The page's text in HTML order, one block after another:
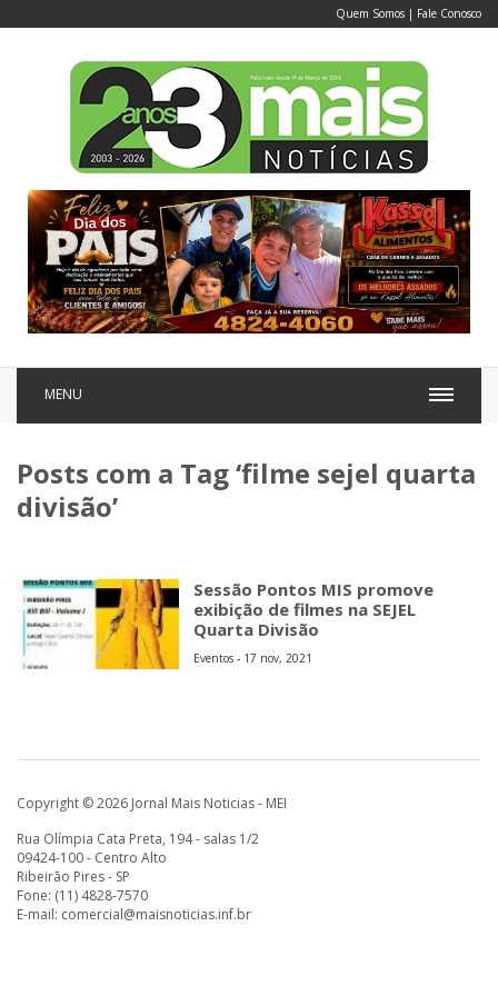
Quem Somos | Fale Conosco
MENU
Posts com a Tag ‘filme sejel quarta
divisão’
Sessão Pontos MIS promove
exibição de filmes na SEJEL
Quarta Divisão
Eventos - 17 nov, 2021
Copyright © 2026 Jornal Mais Noticias - MEI
Rua Olímpia Cata Preta, 194 - salas 1/2
09424-100 - Centro Alto
Ribeirão Pires - SP
Fone: (11) 4828-7570
E-mail: comercial@maisnoticias.inf.br